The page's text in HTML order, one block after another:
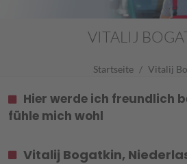
VITALIJ
Startseite Vitalij
Hier werde ich freundlich
fühle mich wohl
Vitalij Bogatkin,